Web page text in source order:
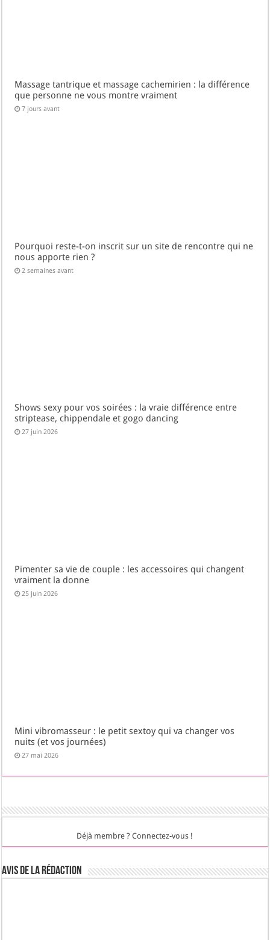
Massage tantrique et massage cachemirien : la différence
que personne ne vous montre vraiment
7 jours avant
Pourquoi reste-t-on inscrit sur un site de rencontre qui ne
nous apporte rien ?
2 semaines avant
Shows sexy pour vos soirées : la vraie différence entre
striptease, chippendale et gogo dancing
27 juin 2026
Pimenter sa vie de couple : les accessoires qui changent
vraiment la donne
25 juin 2026
Mini vibromasseur : le petit sextoy qui va changer vos
nuits (et vos journées)
27 mai 2026
Déjà membre ? Connectez-vous !
Avis de la rédaction